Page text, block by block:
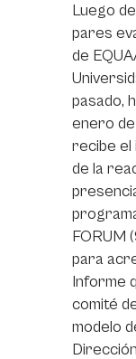
Luego
pares
de
pasado,
enero
recibe el
de la
FORUM
para
Informe
comité
modelo